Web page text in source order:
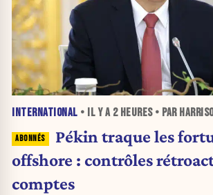
INTERNATIONAL • IL Y A 2 HEURES• PAR
Pékin traque les
offshore : contrôles
comptes